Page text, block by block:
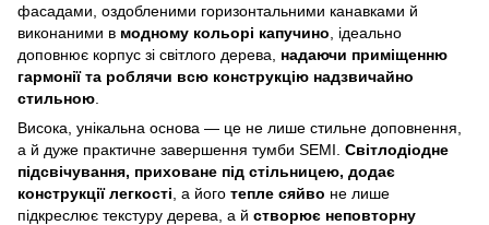
фасадами, оздобленими горизонтальними канавками й
виконаними в модному кольорі капучино , ідеально
доповнює корпус зі світлого дерева, надаючи приміщенню
гармонії та роблячи всю конструкцію надзвичайно
стильною
Висока, унікальна основа — це не лише стильне доповнення,
а й дуже практичне завершення тумби SEMI. Світлодіодне
підсвічування, приховане під стільницею, додає
конструкції легкості , а його тепле сяйво не лише
підкреслює текстуру дерева, а й створює неповторну